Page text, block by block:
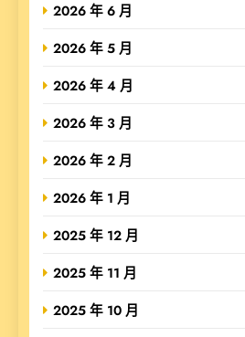
2026 年 6 月
2026 年 5 月
2026 年 4 月
2026 年 3 月
2026 年 2 月
2026 年 1 月
2025 年 12 月
2025 年 11 月
2025 年 10 月